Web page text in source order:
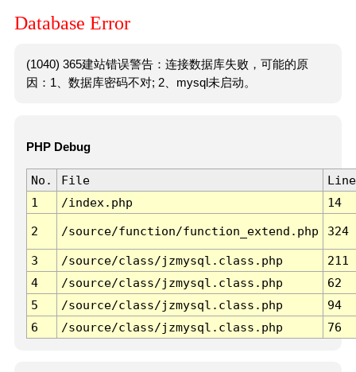
Database Error
(1040) 365建站错误警告：连接数据库失败，可能的原
因：1、数据库密码不对; 2、mysql未启动。
PHP Debug
No. File
Line
1
/index.php 14
2 /source/function/function_extend.php 324
3 /source/class/jzmysql.class.php
211
4
/source/class/jzmysql.class.php
62
5
/source/class/jzmysql.class.php
94
6
/source/class/jzmysql.class.php 76